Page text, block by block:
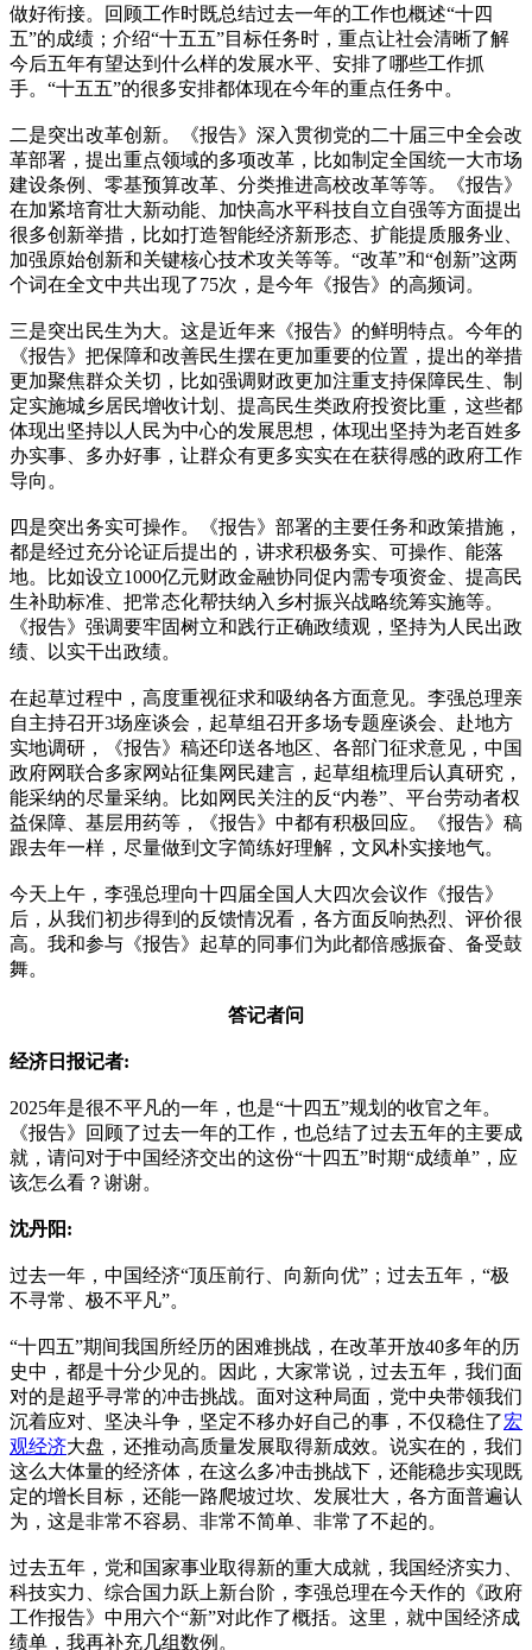
做好衔接。回顾工作时既总结过去一年的工作也概述“十四
五”的成绩；介绍“十五五”目标任务时，重点让社会清晰了解
今后五年有望达到什么样的发展水平、安排了哪些工作抓
手。“十五五”的很多安排都体现在今年的重点任务中。
二是突出改革创新。《报告》深入贯彻党的二十届三中全会改
革部署，提出重点领域的多项改革，比如制定全国统一大市场
建设条例、零基预算改革、分类推进高校改革等等。《报告》
在加紧培育壮大新动能、加快高水平科技自立自强等方面提出
很多创新举措，比如打造智能经济新形态、扩能提质服务业、
加强原始创新和关键核心技术攻关等等。“改革”和“创新”这两
个词在全文中共出现了75次，是今年《报告》的高频词。
三是突出民生为大。这是近年来《报告》的鲜明特点。今年的
《报告》把保障和改善民生摆在更加重要的位置，提出的举措
更加聚焦群众关切，比如强调财政更加注重支持保障民生、制
定实施城乡居民增收计划、提高民生类政府投资比重，这些都
体现出坚持以人民为中心的发展思想，体现出坚持为老百姓多
办实事、多办好事，让群众有更多实实在在获得感的政府工作
导向。
四是突出务实可操作。《报告》部署的主要任务和政策措施，
都是经过充分论证后提出的，讲求积极务实、可操作、能落
地。比如设立1000亿元财政金融协同促内需专项资金、提高民
生补助标准、把常态化帮扶纳入乡村振兴战略统筹实施等。
《报告》强调要牢固树立和践行正确政绩观，坚持为人民出政
绩、以实干出政绩。
在起草过程中，高度重视征求和吸纳各方面意见。李强总理亲
自主持召开3场座谈会，起草组召开多场专题座谈会、赴地方
实地调研，《报告》稿还印送各地区、各部门征求意见，中国
政府网联合多家网站征集网民建言，起草组梳理后认真研究，
能采纳的尽量采纳。比如网民关注的反“内卷”、平台劳动者权
益保障、基层用药等，《报告》中都有积极回应。《报告》稿
跟去年一样，尽量做到文字简练好理解，文风朴实接地气。
今天上午，李强总理向十四届全国人大四次会议作《报告》
后，从我们初步得到的反馈情况看，各方面反响热烈、评价很
高。我和参与《报告》起草的同事们为此都倍感振奋、备受鼓
舞。
答记者问
经济日报记者:
2025年是很不平凡的一年，也是“十四五”规划的收官之年。
《报告》回顾了过去一年的工作，也总结了过去五年的主要成
就，请问对于中国经济交出的这份“十四五”时期“成绩单”，应
该怎么看？谢谢。
沈丹阳:
过去一年，中国经济“顶压前行、向新向优”；过去五年，“极
不寻常、极不平凡”。
“十四五”期间我国所经历的困难挑战，在改革开放40多年的历
史中，都是十分少见的。因此，大家常说，过去五年，我们面
对的是超乎寻常的冲击挑战。面对这种局面，党中央带领我们
沉着应对、坚决斗争，坚定不移办好自己的事，不仅稳住了宏
观经济大盘，还推动高质量发展取得新成效。说实在的，我们
这么大体量的经济体，在这么多冲击挑战下，还能稳步实现既
定的增长目标，还能一路爬坡过坎、发展壮大，各方面普遍认
为，这是非常不容易、非常不简单、非常了不起的。
过去五年，党和国家事业取得新的重大成就，我国经济实力、
科技实力、综合国力跃上新台阶，李强总理在今天作的《政府
工作报告》中用六个“新”对此作了概括。这里，就中国经济成
绩单，我再补充几组数例。